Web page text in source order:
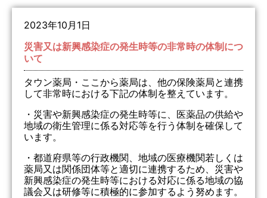
2023年10月1日
災害又は新興感染症の発生時等の非常時の体制につ
いて
タウン薬局・ここから薬局は、他の保険薬局と連携
して非常時における下記の体制を整えています。
・災害や新興感染症の発生時等に、医薬品の供給や
地域の衛生管理に係る対応等を行う体制を確保して
います。
・都道府県等の行政機関、地域の医療機関若しくは
薬局又は関係団体等と適切に連携するため、災害や
新興感染症の発生時等における対応に係る地域の協
議会又は研修等に積極的に参加するよう努めます。